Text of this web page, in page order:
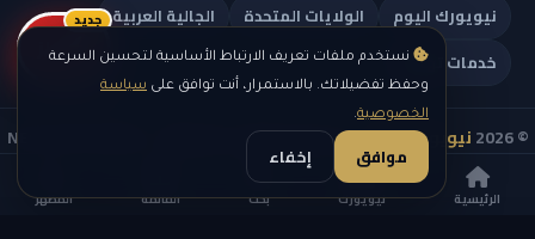
الرئيسية نيويورك بحث القائمة المظهر
نستخدم ملفات تعريف الارتباط الأساسية لتحسين السرعة
وحفظ تفضيلاتك. بالاستمرار، أنت توافق على سياسة
الخصوصية.
موافق إخفاء
نيويورك اليوم الولايات المتحدة
الجالية العربية
خدمات تهمك
© 2026 نيويورك نيوز
— جميع الحقوق محفوظة — NEW YORK NEWS
IN ARABIC LLC — رقم التسجيل 0451351808
ريلز
جديد